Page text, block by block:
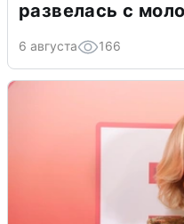
развелась с
6 августа 166